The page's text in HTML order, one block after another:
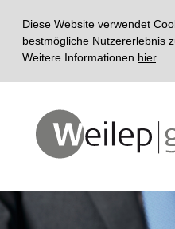
Diese Website verwendet
bestmögliche Nutzererlebnis
Weitere Informationen hier.